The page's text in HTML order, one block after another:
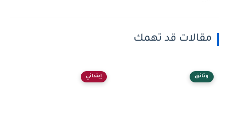
مقالات قد تهمك
وثائق إبتدائي